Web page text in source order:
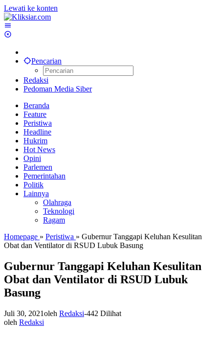
Lewati ke konten
Pencarian
Redaksi
Pedoman Media Siber
Beranda
Feature
Peristiwa
Headline
Hukrim
Hot News
Opini
Parlemen
Pemerintahan
Politik
Lainnya
Olahraga
Teknologi
Ragam
Homepage » Peristiwa » Gubernur Tanggapi Keluhan Kesulitan
Obat dan Ventilator di RSUD Lubuk Basung
Gubernur Tanggapi Keluhan Kesulitan
Obat dan Ventilator di RSUD Lubuk
Basung
Juli 30, 2021oleh Redaksi-442 Dilihat
oleh Redaksi